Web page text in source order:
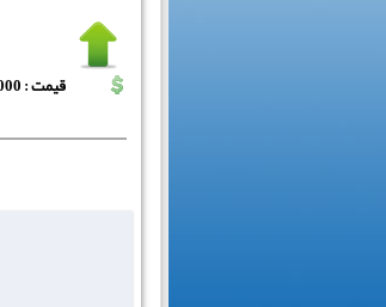
قیمت : 59,000,000 ریال